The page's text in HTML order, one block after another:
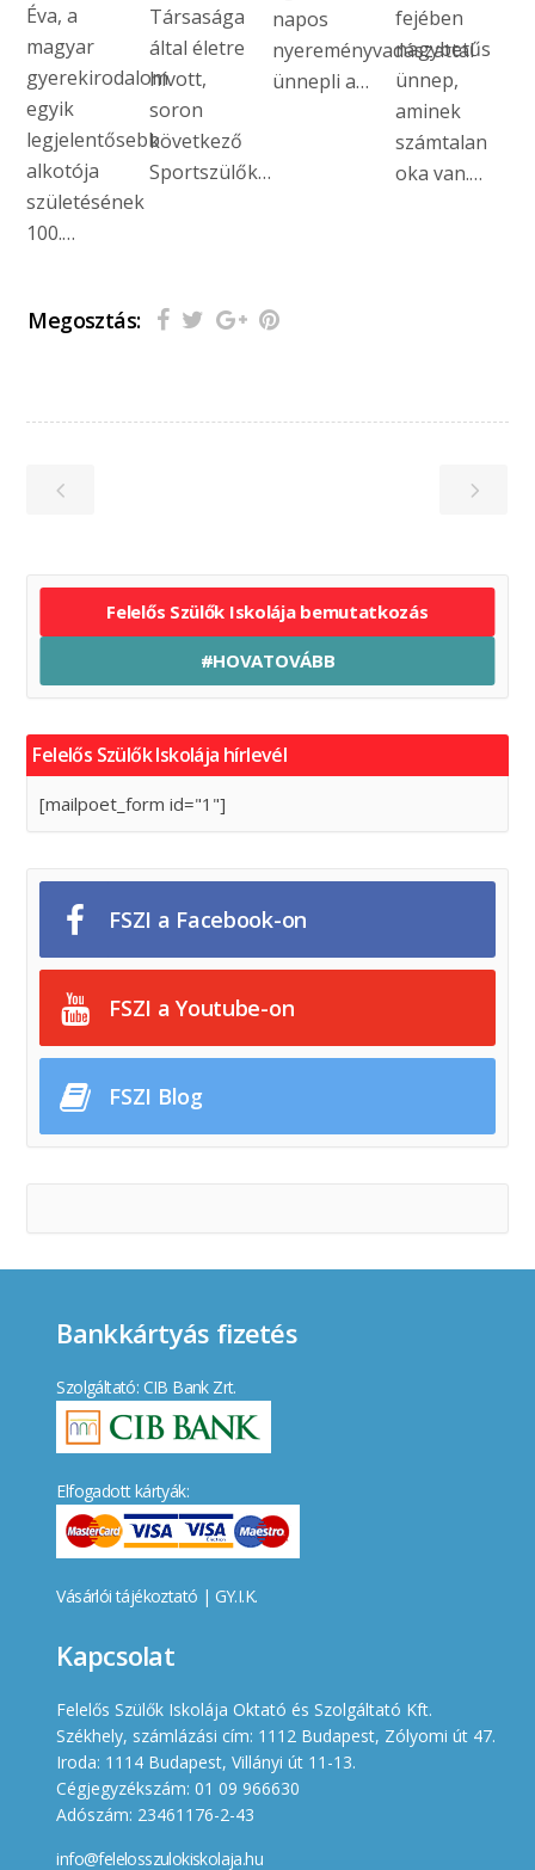
Éva, a
magyar
gyerekirodalom
egyik
legjelentősebb
alkotója
születésének
100.…
Társasága
által életre
hívott,
soron
következő
Sportszülők…
napos
nyereményvadászattal
ünnepli a…
fejében
nagybetűs
ünnep,
aminek
számtalan
oka van.…
Megosztás:
Felelős Szülők Iskolája bemutatkozás
#HOVATOVÁBB
Felelős Szülők Iskolája hírlevél
[mailpoet_form id="1"]
FSZI a Facebook-on
FSZI a Youtube-on
FSZI Blog
Bankkártyás fizetés
Szolgáltató: CIB Bank Zrt.
Elfogadott kártyák:
Vásárlói tájékoztató | GY.I.K.
Kapcsolat
Felelős Szülők Iskolája Oktató és Szolgáltató Kft.
Székhely, számlázási cím: 1112 Budapest, Zólyomi út 47.
Iroda: 1114 Budapest, Villányi út 11-13.
Cégjegyzékszám: 01 09 966630
Adószám: 23461176-2-43
info@felelosszulokiskolaja.hu